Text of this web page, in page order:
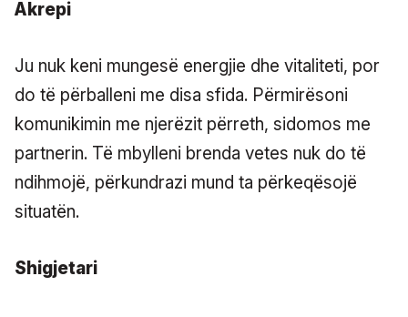
Akrepi
Ju nuk keni mungesë energjie dhe vitaliteti, por
do të përballeni me disa sfida. Përmirësoni
komunikimin me njerëzit përreth, sidomos me
partnerin. Të mbylleni brenda vetes nuk do të
ndihmojë, përkundrazi mund ta përkeqësojë
situatën.
Shigjetari